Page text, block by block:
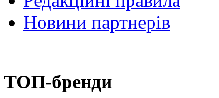
Новини партнерів
ТОП-бренди